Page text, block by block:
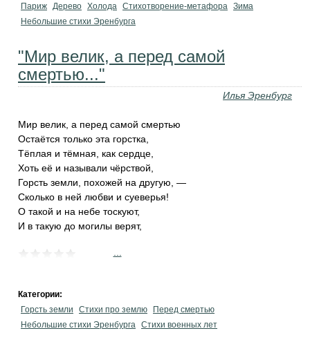
Париж Дерево Холода Стихотворение-метафора Зима
Небольшие стихи Эренбурга
"Мир велик, а перед самой
смертью..."
Илья Эренбург
Мир велик, а перед самой смертью
Остаётся только эта горстка,
Тёплая и тёмная, как сердце,
Хоть её и называли чёрствой,
Горсть земли, похожей на другую, —
Сколько в ней любви и суеверья!
О такой и на небе тоскуют,
И в такую до могилы верят,
Категории:
Горсть земли
Стихи про землю
Перед смертью
Небольшие стихи Эренбурга Стихи военных лет